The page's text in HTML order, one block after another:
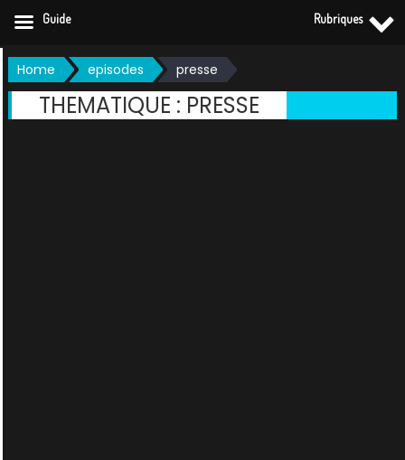
Skip
to
content
Home episodes presse
THEMATIQUE : PRESSE
Guide Rubriques